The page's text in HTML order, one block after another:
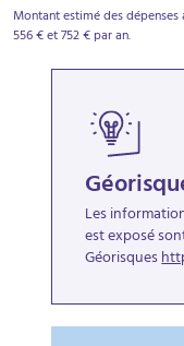
Montant estimé des
556 € et 752 € par an.
Les
est exposé
Géorisques